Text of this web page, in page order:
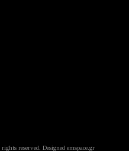
reserved. Designed emspace.gr